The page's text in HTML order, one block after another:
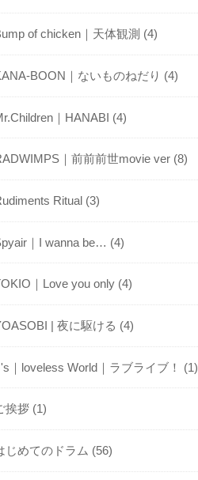
of chicken｜天体観測 (4)
BOON｜ないものねだり (4)
｜HANABI (4)
｜前前前世movie ver (8)
Ritual (3)
｜I wanna be… (4)
｜Love you only (4)
| 夜に駆ける (4)
｜loveless World｜ラブライブ！ (1)
挨拶 (1)
じめてのドラム (56)